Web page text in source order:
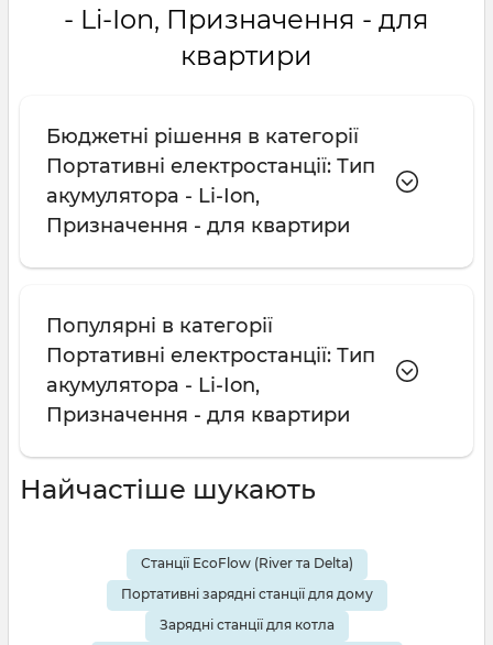
- Li-Ion, Призначення - для
квартири
Бюджетні рішення в категорії
Портативні електростанції: Тип
акумулятора - Li-Ion,
Призначення - для квартири
Популярні в категорії
Портативні електростанції: Тип
акумулятора - Li-Ion,
Призначення - для квартири
Найчастіше шукають
Станції EcoFlow (River та Delta)
Портативні зарядні станції для дому
Зарядні станції для котла